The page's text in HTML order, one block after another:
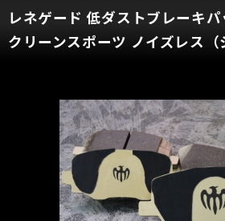
レネゲード 低ダストブレーキ
クリーンスポーツ ノイズレス（